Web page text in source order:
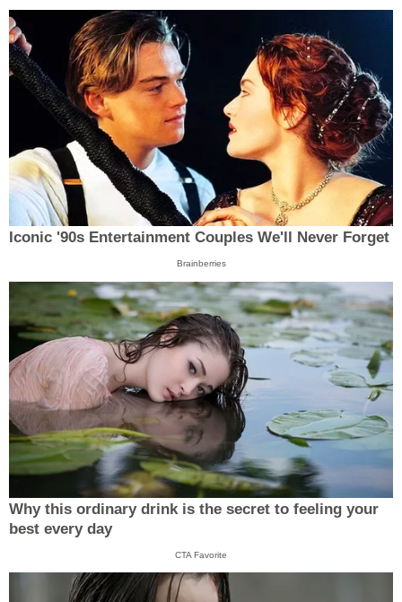
Iconic '90s Entertainment Couples We'll Never Forget
Brainberries
Why this ordinary drink is the secret to feeling your
best every day
CTA Favorite